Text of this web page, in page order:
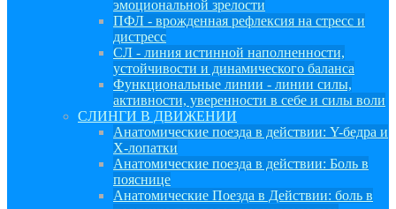
эмоциональной зрелости
ПФЛ - врожденная рефлексия на стресс и
дистресс
СЛ - линия истинной наполненности,
устойчивости и динамического баланса
Функциональные линии - линии силы,
активности, уверенности в себе и силы воли
СЛИНГИ В ДВИЖЕНИИ
Анатомические поезда в действии: Y-бедра и
Х-лопатки
Анатомические поезда в действии: Боль в
пояснице
Анатомические Поезда в Действии: боль в